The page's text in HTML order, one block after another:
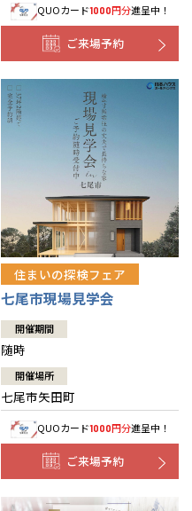
QUOカード1000円分進呈中！
ご来場予約
住まいの探検フェア
七尾市現場見学会
開催期間
随時
開催場所
七尾市矢田町
QUOカード1000円分進呈中！
ご来場予約